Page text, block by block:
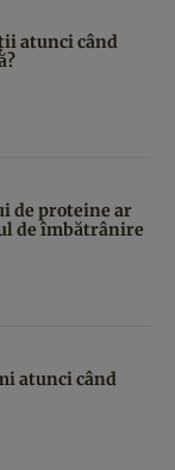
atunci când
de proteine ar
de îmbătrânire
atunci când